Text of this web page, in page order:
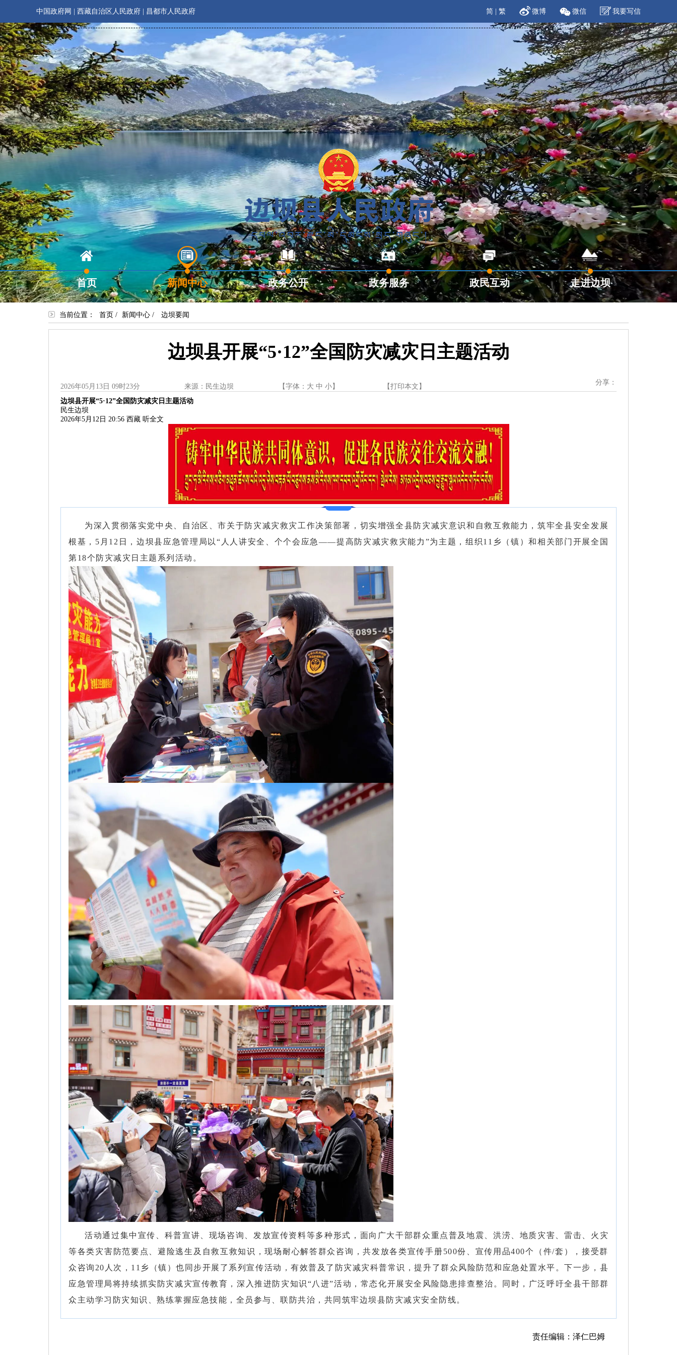
中国政府网 西藏自治区人民政府 昌都市人民政府 简 繁 微博 微信 我要写信
首页 新闻中心 政务公开 政务服务 政民互动 走进边坝
当前位置： 首页 / 新闻中心 / 边坝要闻
边坝县开展“5·12”全国防灾减灾日主题活动
2026年05月13日 09时23分 来源：民生边坝 【字体： 大 中 小】 【 打印本文 】
分享：
边坝县开展“5·12”全国防灾减灾日主题活动
民生边坝
2026年5月12日 20:56 西藏 听全文
为深入贯彻落实党中央、自治区、市关于防灾减灾救灾工作决策部署，切实增强全县防灾减灾意识和自救互救能力，筑牢全县安全发展
根基，5月12日， 边坝县应急管理局以“人人讲安全、个个会应急——提高防灾减灾救灾能力”为主题，组织11乡（镇）和相关部门开展全国
第18个 防灾减灾日 主题系列活动。
活动通过集中宣传、科普宣讲、现场咨询、发放宣传资料等多种形式，面向广大干部群众重点普及地震、洪涝、地质灾害、雷击、火灾
等各类灾害防范要点、避险逃生及自救互救知识，现场耐心解答群众咨询，共发放各类宣传手册500份、宣传用品400个（件/套），接受群
众咨询20人次，11乡（镇）也同步开展了系列宣传活动，有效普及了防灾减灾科普常识，提升了群众风险防范和应急处置水平。下一步，县
应急管理局将持续抓实防灾减灾宣传教育，深入推进防灾知识“八进”活动，常态化开展安全风险隐患排查整治。同时，广泛呼吁全县干部群
众主动学习防灾知识、熟练掌握应急技能，全员参与、联防共治，共同筑牢边坝县防灾减灾安全防线。
责任编辑：泽仁巴姆